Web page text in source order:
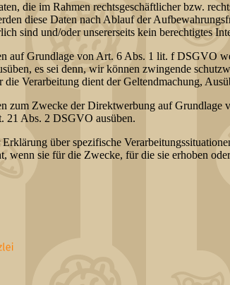
die im Rahmen rechtsgeschäftlicher bzw.
diese Daten nach Ablauf der
sind und/oder unsererseits kein berechtigtes
auf Grundlage von Art. 6 Abs. 1 lit. f DSGVO
es sei denn, wir können zwingende
Verarbeitung dient der Geltendmachung,
zum Zwecke der Direktwerbung auf
21 Abs. 2 DSGVO ausüben.
über spezifische
wenn sie für die Zwecke, für die sie erhoben